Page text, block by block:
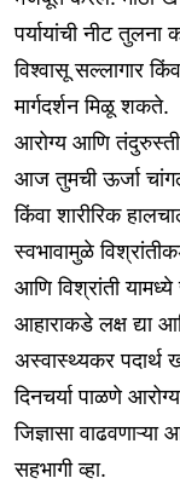
पर्यायांची नीट तुलना
विश्वासू सल्लागार
मार्गदर्शन मिळू शकते.
आरोग्य आणि
आज तुमची ऊर्जा
किंवा शारीरिक
स्वभावामुळे
आणि विश्रांती
आहाराकडे लक्ष द्या
अस्वास्थ्यकर पदार्थ
दिनचर्या पाळणे
जिज्ञासा
सहभागी व्हा.